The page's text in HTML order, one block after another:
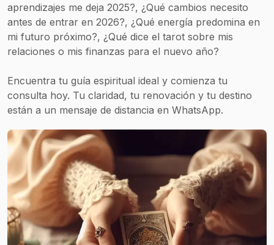
aprendizajes me deja 2025?, ¿Qué cambios necesito
antes de entrar en 2026?, ¿Qué energía predomina en
mi futuro próximo?, ¿Qué dice el tarot sobre mis
relaciones o mis finanzas para el nuevo año?
Encuentra tu guía espiritual ideal y comienza tu
consulta hoy. Tu claridad, tu renovación y tu destino
están a un mensaje de distancia en WhatsApp.